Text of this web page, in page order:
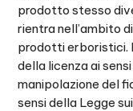
prodotto stesso
rientra nell’ambito
prodotti erboristici.
della licenza ai
manipolazione del
sensi della Legge